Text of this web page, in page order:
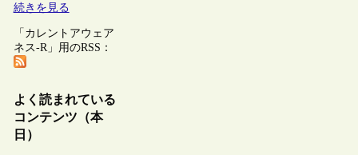
続きを見る
「カレントアウェア
ネス-R」用のRSS：
よく読まれている
コンテンツ（本
日）